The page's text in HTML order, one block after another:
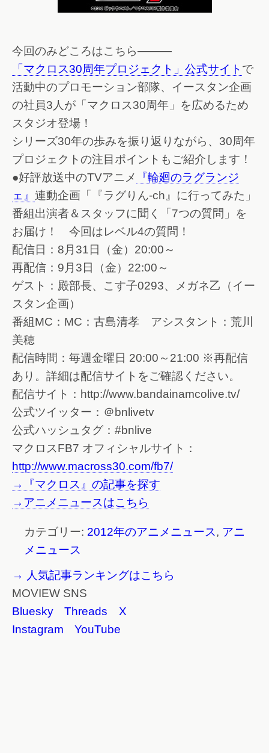
今回のみどころはこちら―――
「マクロス30周年プロジェクト」公式サイト で
活動中のプロモーション部隊、イースタン企画
の社員3人が「マクロス30周年」を広めるため
スタジオ登場！
シリーズ30年の歩みを振り返りながら、30周年
プロジェクトの注目ポイントもご紹介します！
●好評放送中のTVアニメ
『輪廻のラグランジ
ェ』 連動企画「『ラグりん-ch』に行ってみた」
番組出演者＆スタッフに聞く「7つの質問」を
お届け！ 今回はレベル4の質問！
配信日：8月31日（金）20:00～
再配信：9月3日（金）22:00～
ゲスト：殿部長、こす子0293、メガネ乙（イー
スタン企画）
番組MC：MC：古島清孝 アシスタント：荒川
美穂
配信時間：毎週金曜日 20:00～21:00 ※再配信
あり。詳細は配信サイトをご確認ください。
配信サイト：http://www.bandainamcolive.tv/
公式ツイッター：＠bnlivetv
公式ハッシュタグ：#bnlive
マクロスFB7 オフィシャルサイト：
http://www.macross30.com/fb7/
→『マクロス』の記事を探す
→アニメニュースはこちら
カテゴリー: 2012年のアニメニュース, アニ
メニュース
→ 人気記事ランキングはこちら
MOVIEW SNS
Bluesky
Threads
X
Instagram
YouTube